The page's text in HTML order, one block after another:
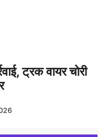
ट्रक वायर चोरी